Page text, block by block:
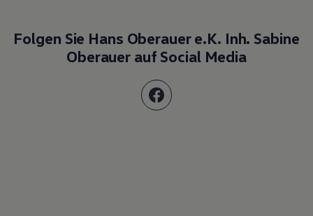
Folgen Sie Hans Oberauer e.K. Inh. Sabine
Oberauer auf Social Media